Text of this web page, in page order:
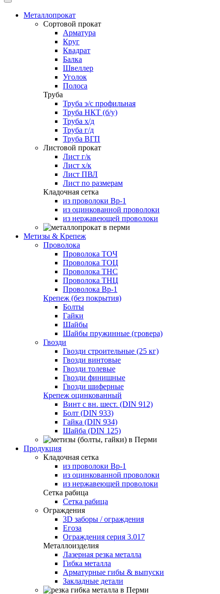
Toggle
navigationМеталлопрокат
Сортовой прокат
Арматура
Круг
Квадрат
Балка
Швеллер
Уголок
Полоса
Труба
Труба э/с профильная
Труба НКТ (б/у)
Труба х/д
Труба г/д
Труба ВГП
Листовой прокат
Лист г/к
Лист х/к
Лист ПВЛ
Лист по размерам
Кладочная сетка
из проволоки Вр-1
из оцинкованной проволоки
из нержавеющей проволоки
Метизы & Крепеж
Проволока
Проволока ТОЧ
Проволока ТОЦ
Проволока ТНС
Проволока ТНЦ
Проволока Вр-1
Крепеж (без покрытия)
Болты
Гайки
Шайбы
Шайбы пружинные (гровера)
Гвозди
Гвозди строительные (25 кг)
Гвозди винтовые
Гвозди толевые
Гвозди финишные
Гвозди шиферные
Крепеж оцинкованный
Винт с вн. шест. (DIN 912)
Болт (DIN 933)
Гайка (DIN 934)
Шайба (DIN 125)
Продукция
Кладочная сетка
из проволоки Вр-1
из оцинкованной проволоки
из нержавеющей проволоки
Сетка рабица
Сетка рабица
Ограждения
3D заборы / ограждения
Егоза
Ограждения серия 3.017
Металлоизделия
Лазерная резка металла
Гибка металла
Арматурные гибы & выпуски
Закладные детали